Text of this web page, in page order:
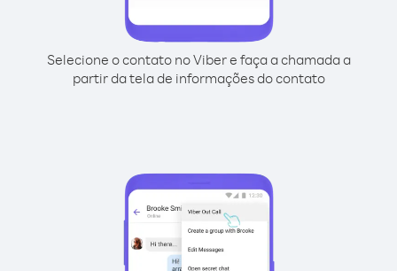
Selecione o contato no Viber e faça a chamada a
partir da tela de informações do contato